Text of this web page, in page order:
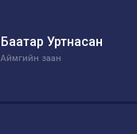
Баатар Уртнасан
Аймгийн заан